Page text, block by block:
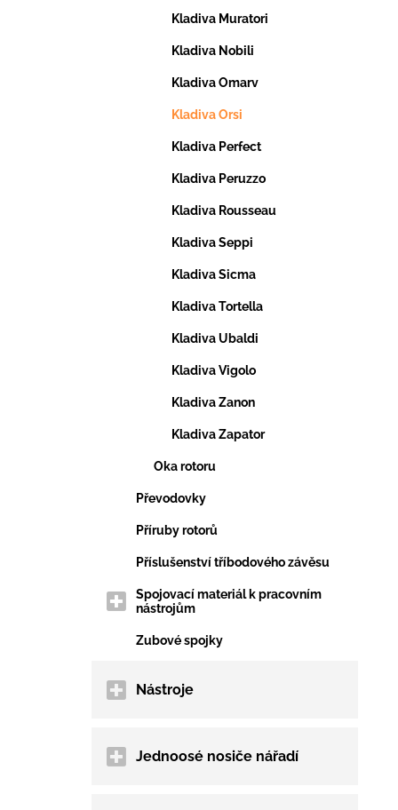
Kladiva Muratori
Kladiva Nobili
Kladiva Omarv
Kladiva Orsi
Kladiva Perfect
Kladiva Peruzzo
Kladiva Rousseau
Kladiva Seppi
Kladiva Sicma
Kladiva Tortella
Kladiva Ubaldi
Kladiva Vigolo
Kladiva Zanon
Kladiva Zapator
Oka rotoru
Převodovky
Příruby rotorů
Příslušenství tříbodového závěsu
Spojovací materiál k pracovním
nástrojům
Zubové spojky
Nástroje
Jednoosé nosiče nářadí